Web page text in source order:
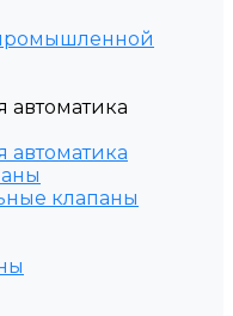
клапаны